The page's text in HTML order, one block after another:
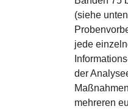
(siehe
jede
der
mehreren